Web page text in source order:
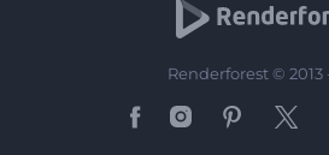
Renderforest © 2013